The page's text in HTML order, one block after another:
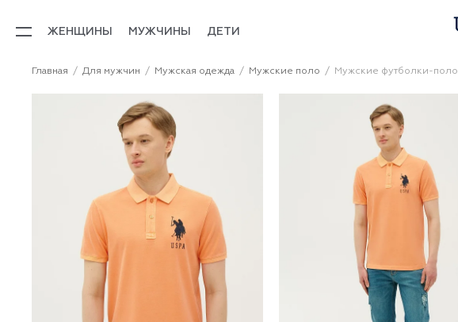
ЖЕНЩИНЫ МУЖЧИНЫ ДЕТИ
Главная Для мужчин Мужская одежда Мужские поло Мужские футболки-поло